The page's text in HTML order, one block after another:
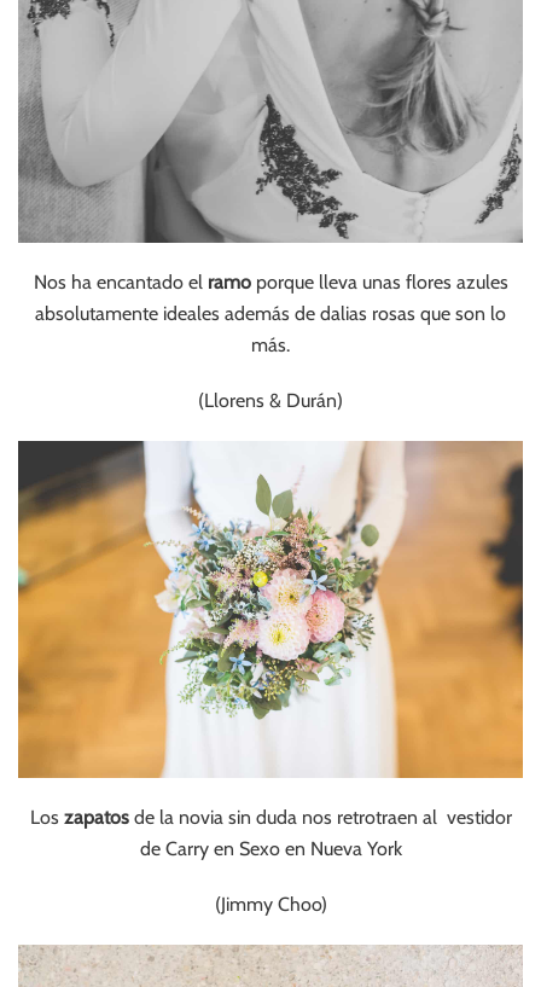
Nos ha encantado elramoporque lleva unas flores azules
absolutamente ideales además de dalias rosas que son lo
más.
(Llorens & Durán)
Los zapatosde la novia sin duda nos retrotraen al vestidor
de Carry en Sexo en Nueva York
(Jimmy Choo)